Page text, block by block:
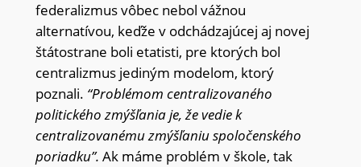
federalizmus vôbec nebol vážnou
alternatívou, keďže v odchádzajúcej aj novej
štátostrane boli etatisti, pre ktorých bol
centralizmus jediným modelom, ktorý
poznali. “Problémom centralizovaného
politického zmýšľania je, že vedie k
centralizovanému zmýšľaniu spoločenského
poriadku”. Ak máme problém v škole, tak